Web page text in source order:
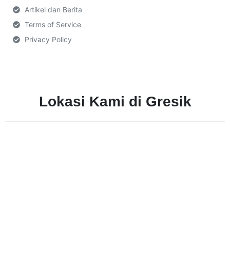
Artikel dan Berita
Terms of Service
Privacy Policy
Lokasi Kami di Gresik